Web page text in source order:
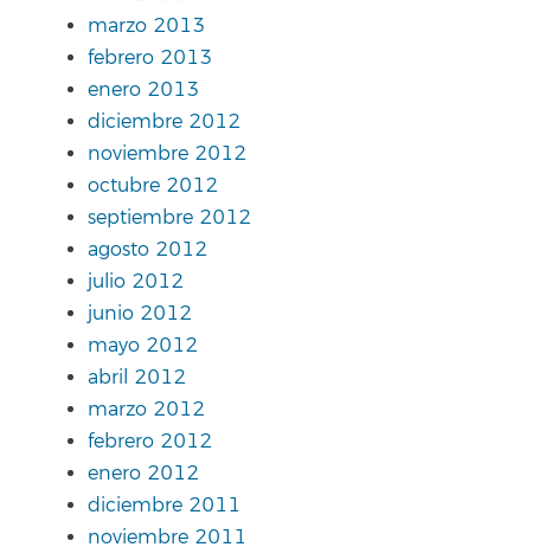
marzo 2013
febrero 2013
enero 2013
diciembre 2012
noviembre 2012
octubre 2012
septiembre 2012
agosto 2012
julio 2012
junio 2012
mayo 2012
abril 2012
marzo 2012
febrero 2012
enero 2012
diciembre 2011
noviembre 2011